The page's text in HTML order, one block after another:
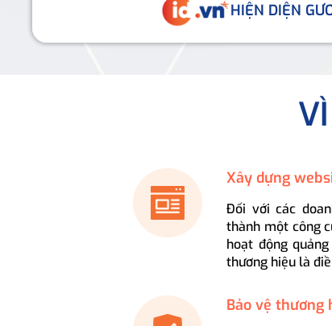
HIỆN DIỆN
Xây dựng
Đối với các
thành một công
hoạt động
thương hiệu là
Bảo vệ thương